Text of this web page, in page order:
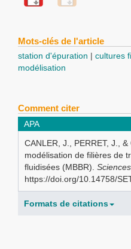
Mots-clés de l'article
station d'épuration cultures
modélisation
Comment citer
APA
CANLER, J., PERRET, J.,
modélisation de filières de
fluidisées (MBBR).
https://doi.org/10.14758/
Formats de citations